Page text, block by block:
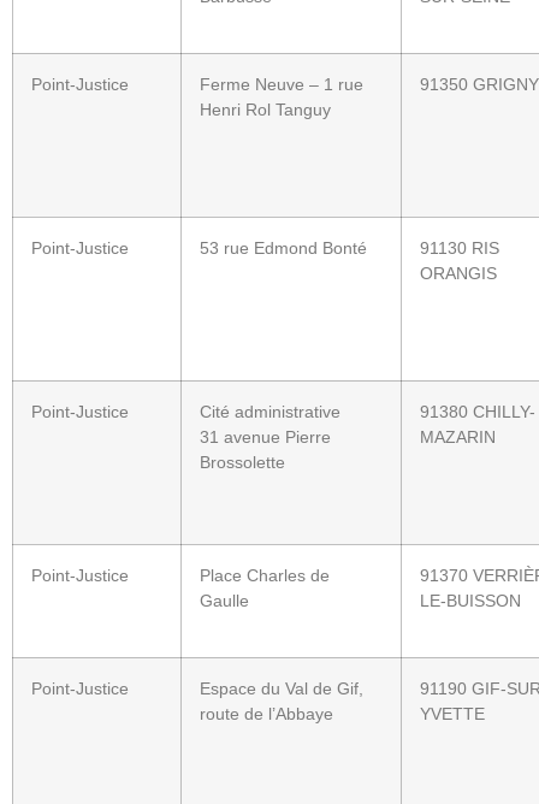
Point-Justice
Ferme Neuve – 1 rue
Henri Rol Tanguy
91350 GRIGNY
Point-Justice 53 rue Edmond Bonté
91130 RIS
ORANGIS
Point-Justice
Cité administrative
31 avenue Pierre
Brossolette
91380 CHILLY-
MAZARIN
Point-Justice
Place Charles de
Gaulle
91370
LE-BUISSON
Point-Justice
Espace du Val de Gif,
route de l’Abbaye
91190 GIF-
YVETTE